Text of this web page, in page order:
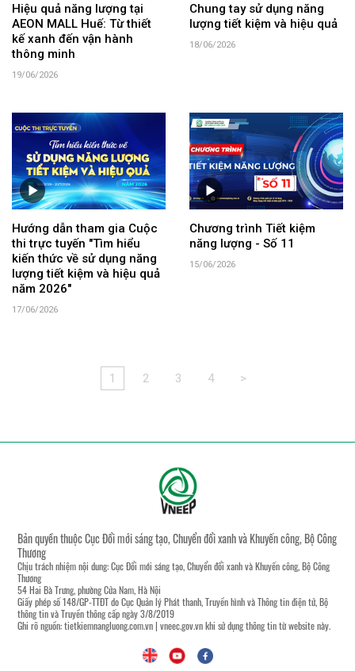
Hiệu quả năng lượng tại
AEON MALL Huế: Từ thiết
kế xanh đến vận hành
thông minh
19/06/2026
Chung tay sử dụng năng
lượng tiết kiệm và hiệu quả
18/06/2026
Hướng dẫn tham gia Cuộc
thi trực tuyến "Tìm hiểu
kiến thức về sử dụng năng
lượng tiết kiệm và hiệu quả
năm 2026"
17/06/2026
Chương trình Tiết kiệm
năng lượng - Số 11
15/06/2026
1 2 3 4 >
Bản quyền thuộc Cục Đổi mới sáng tạo, Chuyển đổi xanh và Khuyến công, Bộ Công
Thương
Chịu trách nhiệm nội dung: Cục Đổi mới sáng tạo, Chuyển đổi xanh và Khuyến công, Bộ Công
Thương
54 Hai Bà Trưng, phường Cửa Nam, Hà Nội
Giấy phép số 148/GP-TTĐT do Cục Quản lý Phát thanh, Truyền hình và Thông tin điện tử, Bộ
thông tin và Truyền thông cấp ngày 3/8/2019
Ghi rõ nguồn:tietkiemnangluong.com.vn| vneec.gov.vnkhi sử dụng thông tin từ website này.